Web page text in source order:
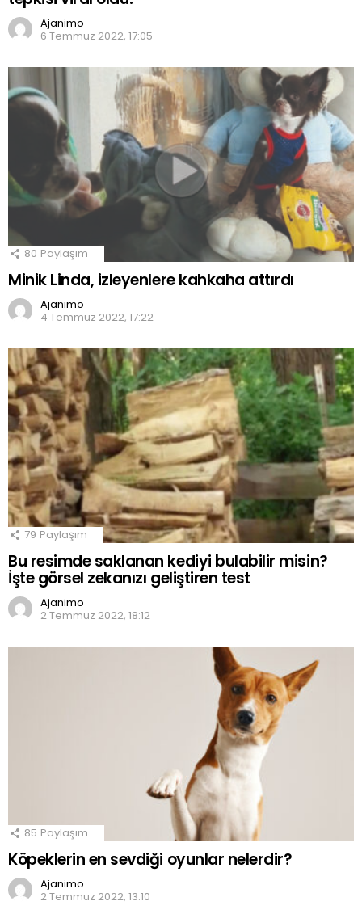
Ajanimo
6 Temmuz 2022, 17:05
80 Paylaşım
Minik Linda, izleyenlere kahkaha attırdı
Ajanimo
4 Temmuz 2022, 17:22
79 Paylaşım
Bu resimde saklanan kediyi bulabilir misin?
İşte görsel zekanızı geliştiren test
Ajanimo
2 Temmuz 2022, 18:12
85 Paylaşım
Köpeklerin en sevdiği oyunlar nelerdir?
Ajanimo
2 Temmuz 2022, 13:10